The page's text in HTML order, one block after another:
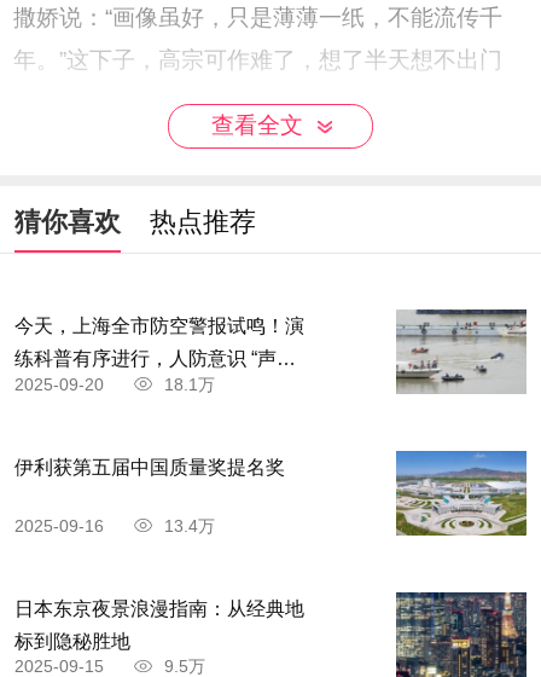
撒娇说：“画像虽好，只是薄薄一纸，不能流传千
年。”这下子，高宗可作难了，想了半天想不出门
道，只得问武则天：“依卿之见。”
不在龙门山上开窟造像。”
命画工为武则天画像，一面命人在龙门西山半崖上
开凿九间房大的露天佛龛，取名大卢舍那像龛。准
备工作就绪后，高宗命人选拔技术高超的石匠，按
得更精美，流芳百世，武则天还捐助了两万贯脂粉
费。
大佛像塑好后，命名为卢舍那大佛，卢舍那梵
语是光明普照的意思，武则天为自己造字取名为“曌
查看全文
猜你喜欢 热点推荐
今天，上海全市防空警报试鸣！演
练科普有序进行，人防意识 “声入
人心”
2025-09-20 18.1万
伊利获第五届中国质量奖提名奖
2025-09-16 13.4万
日本东京夜景浪漫指南：从经典地
标到隐秘胜地
2025-09-15 9.5万